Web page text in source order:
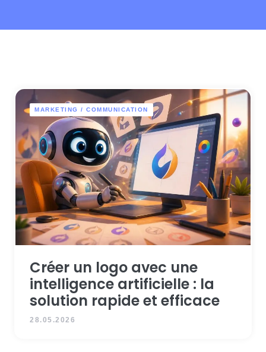
MARKETING / COMMUNICATION
Créer un logo avec une
intelligence artificielle : la
solution rapide et efficace
28.05.2026